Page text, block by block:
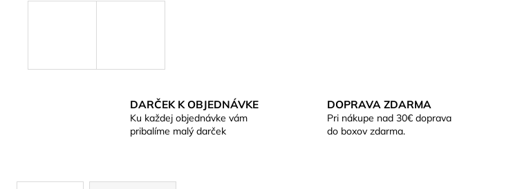
DARČEK K OBJEDNÁVKE
Ku každej objednávke vám
pribalíme malý darček
DOPRAVA ZDARMA
Pri nákupe nad 30€ doprava
do boxov zdarma.